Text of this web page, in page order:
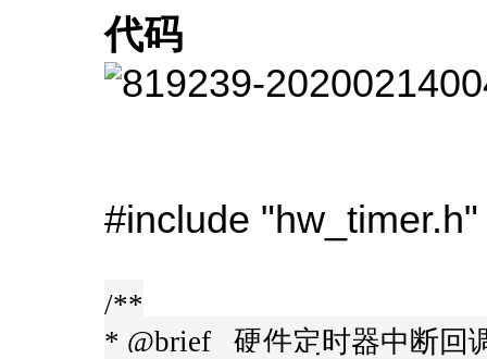
代码
#include "hw_timer.h"
/**
* @brief 硬件定时器中断回